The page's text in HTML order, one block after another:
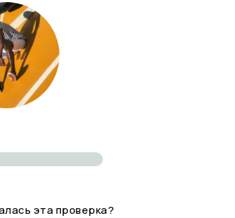
эта проверка?